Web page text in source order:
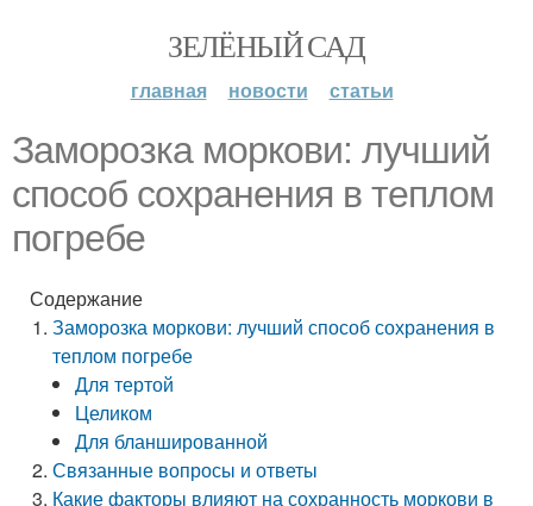
ЗЕЛЁНЫЙ САД
главная новости статьи
Заморозка моркови: лучший
способ сохранения в теплом
погребе
Содержание
Заморозка моркови: лучший способ сохранения в
теплом погребе
Для тертой
Целиком
Для бланшированной
Связанные вопросы и ответы
Какие факторы влияют на сохранность моркови в